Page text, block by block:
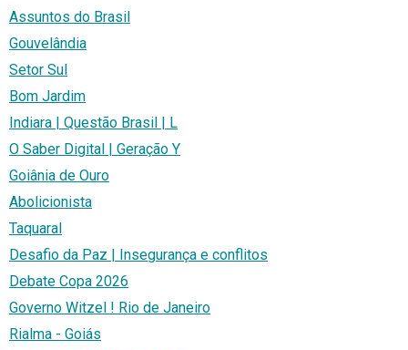
Assuntos do Brasil
Gouvelândia
Setor Sul
Bom Jardim
Indiara | Questão Brasil | L
O Saber Digital | Geração Y
Goiânia de Ouro
Abolicionista
Taquaral
Desafio da Paz | Insegurança e conflitos
Debate Copa 2026
Governo Witzel ! Rio de Janeiro
Rialma - Goiás